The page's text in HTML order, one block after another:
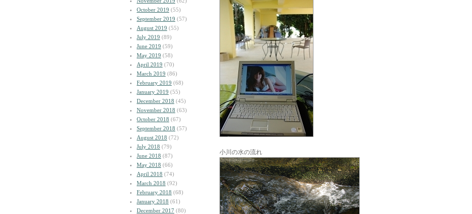
October 2019 (55)
September 2019 (57)
August 2019 (55)
July 2019 (89)
June 2019 (59)
May 2019 (58)
April 2019 (70)
March 2019 (86)
February 2019 (68)
January 2019 (55)
December 2018 (45)
November 2018 (63)
October 2018 (67)
September 2018 (57)
August 2018 (72)
July 2018 (79)
June 2018 (87)
May 2018 (66)
April 2018 (74)
March 2018 (92)
February 2018 (68)
January 2018 (61)
December 2017 (80)
小川の水の流れ